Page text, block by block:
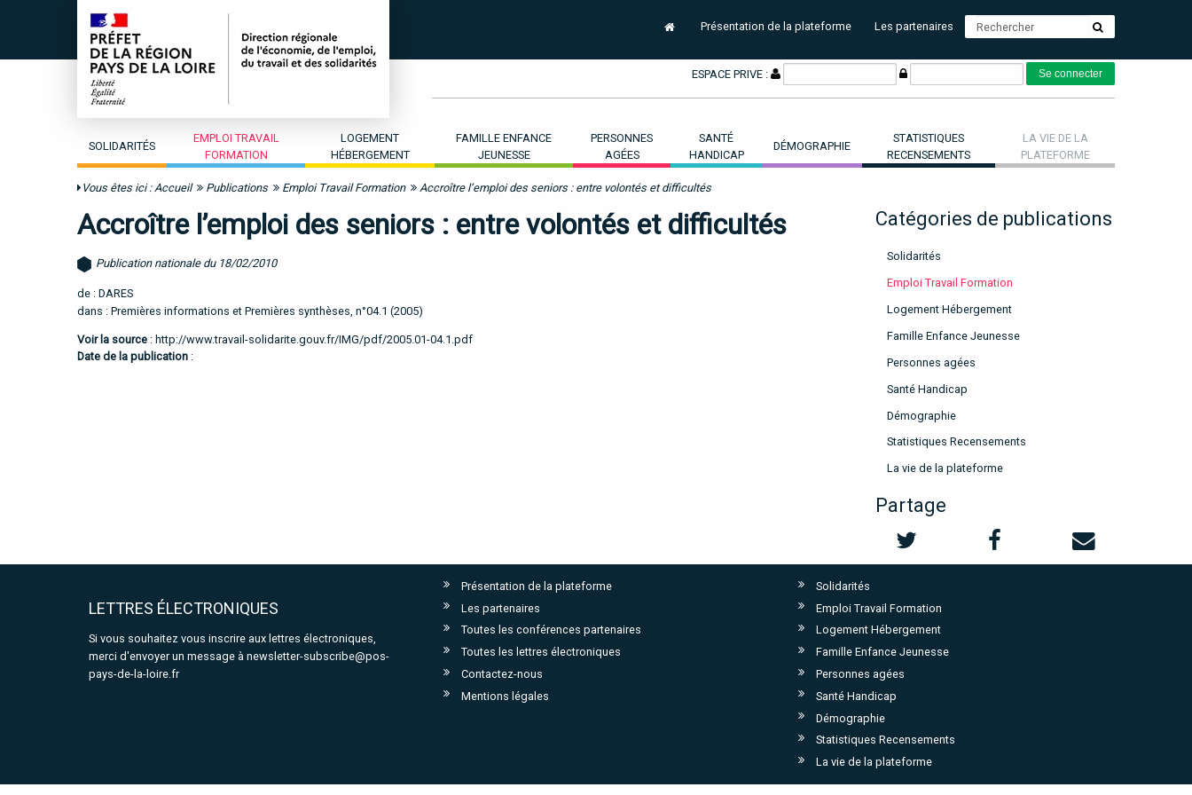
Présentation de la plateforme Les partenaires
ESPACE PRIVE :
SOLIDARITÉS
EMPLOI TRAVAIL
FORMATION
LOGEMENT
HÉBERGEMENT
FAMILLE ENFANCE
JEUNESSE
PERSONNES
AGÉES
SANTÉ
HANDICAP
DÉMOGRAPHIE
STATISTIQUES
RECENSEMENTS
LA VIE DE LA
PLATEFORME
Vous êtes ici : Accueil Publications Emploi Travail Formation Accroître l’emploi des seniors : entre volontés et difficultés
Accroître l’emploi des seniors : entre volontés et difficultés
Publication nationale du 18/02/2010
de : DARES
dans : Premières informations et Premières synthèses, n°04.1 (2005)
Voir la source : http://www.travail-solidarite.gouv.fr/IMG/pdf/2005.01-04.1.pdf
Date de la publication :
Catégories de publications
Solidarités
Emploi Travail Formation
Logement Hébergement
Famille Enfance Jeunesse
Personnes agées
Santé Handicap
Démographie
Statistiques Recensements
La vie de la plateforme
Partage
LETTRES ÉLECTRONIQUES
Si vous souhaitez vous inscrire aux lettres électroniques,
merci d'envoyer un message à newsletter-subscribe@pos-
pays-de-la-loire.fr
Présentation de la plateforme
Les partenaires
Toutes les conférences partenaires
Toutes les lettres électroniques
Contactez-nous
Mentions légales
Solidarités
Emploi Travail Formation
Logement Hébergement
Famille Enfance Jeunesse
Personnes agées
Santé Handicap
Démographie
Statistiques Recensements
La vie de la plateforme